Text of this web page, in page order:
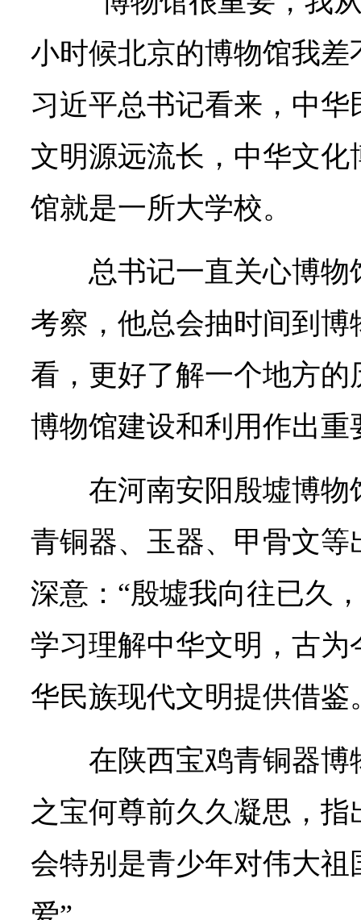
小时候北京的博物馆我差
习近平总书记看来，中
文明源远流长，中华文
馆就是一所大学校。
总书记一直关心博
考察，他总会抽时间到
看，更好了解一个地方
博物馆建设和利用作出重
在河南安阳殷墟博
青铜器、玉器、甲骨文
深意：“殷墟我向往已久
学习理解中华文明，古
华民族现代文明提供借鉴
在陕西宝鸡青铜器
之宝何尊前久久凝思，指
会特别是青少年对伟大